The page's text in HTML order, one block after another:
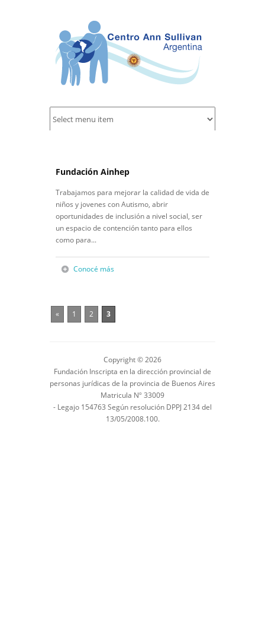
Fundación Ainhep
Trabajamos para mejorar la calidad de vida de
niños y jovenes con Autismo, abrir
oportunidades de inclusión a nivel social, ser
un espacio de contención tanto para ellos
como para...
Conocé más
« 1 2 3
Copyright © 2026
Fundación Inscripta en la dirección provincial de
personas jurídicas de la provincia de Buenos Aires
Matricula Nº 33009
- Legajo 154763 Según resolución DPPJ 2134 del
13/05/2008.100.